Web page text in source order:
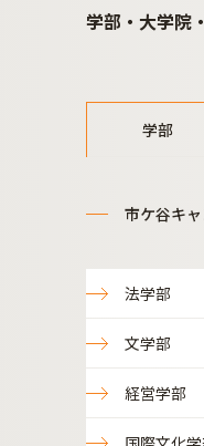
学部・大学院
学部
市ケ谷キ
法学部
文学部
経営学部